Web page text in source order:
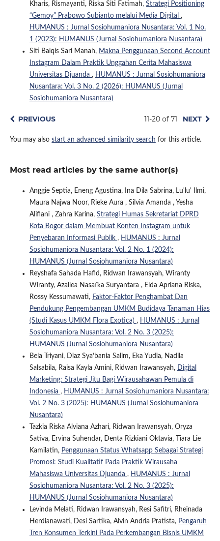
Kharis, Rismayanti, Riska Siti Fatimah, Strategi Positioning
“Gemoy” Prabowo Subianto melalui Media Digital ,
HUMANUS : Jurnal Sosiohumaniora Nusantara: Vol. 1 No.
1 (2023): HUMANUS (Jurnal Sosiohumaniora Nusantara)
Siti Balqis Sari Manah, Makna Penggunaan Second Account
Instagram Dalam Praktik Unggahan Cerita Mahasiswa
Universitas Djuanda , HUMANUS : Jurnal Sosiohumaniora
Nusantara: Vol. 3 No. 2 (2026): HUMANUS (Jurnal
Sosiohumaniora Nusantara)
PREVIOUS 11-20 of 71 NEXT
You may also start an advanced similarity search for this article.
Most read articles by the same author(s)
Anggie Septia, Eneng Agustina, Ina Dila Sabrina, Lu'lu' Ilmi,
Maura Najwa Noor, Rieke Aura , Silvia Amanda , Yesha
Alifiani , Zahra Karina, Strategi Humas Sekretariat DPRD
Kota Bogor dalam Membuat Konten Instagram untuk
Penyebaran Informasi Publik , HUMANUS : Jurnal
Sosiohumaniora Nusantara: Vol. 2 No. 1 (2024):
HUMANUS (Jurnal Sosiohumaniora Nusantara)
Reyshafa Sahada Hafid, Ridwan Irawansyah, Wiranty
Wiranty, Azallea Nasafka Suryantara , Elda Apriana Riska,
Rossy Kessumawati, Faktor-Faktor Penghambat Dan
Pendukung Pengembangan UMKM Budidaya Tanaman Hias
(Studi Kasus UMKM Flora Exotica) , HUMANUS : Jurnal
Sosiohumaniora Nusantara: Vol. 2 No. 3 (2025):
HUMANUS (Jurnal Sosiohumaniora Nusantara)
Bela Triyani, Diaz Sya’bania Salim, Eka Yudia, Nadila
Salsabila, Raisa Kayla Amini, Ridwan Irawansyah, Digital
Marketing: Strategi Jitu Bagi Wirausahawan Pemula di
Indonesia , HUMANUS : Jurnal Sosiohumaniora Nusantara:
Vol. 2 No. 3 (2025): HUMANUS (Jurnal Sosiohumaniora
Nusantara)
Tazkia Riska Alviana Azhari, Ridwan Irawansyah, Oryza
Sativa, Ervina Suhendar, Denta Rizkiani Oktavia, Tiara Lie
Kamilatin, Penggunaan Status Whatsapp Sebagai Strategi
Promosi: Studi Kualitatif Pada Praktik Wirausaha
Mahasiswa Universitas Djuanda , HUMANUS : Jurnal
Sosiohumaniora Nusantara: Vol. 2 No. 3 (2025):
HUMANUS (Jurnal Sosiohumaniora Nusantara)
Levinda Melati, Ridwan Irawansyah, Resi Safitri, Rheinada
Herdianawati, Desi Sartika, Alvin Andria Pratista, Pengaruh
Tren Konsumen Terkini Pada Perkembangan Bisnis UMKM